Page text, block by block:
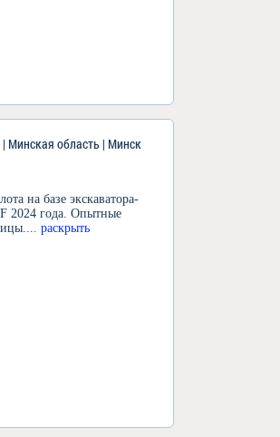
| Минская область | Минск
на базе экскаватора-
2024 года. Опытные
... раскрыть